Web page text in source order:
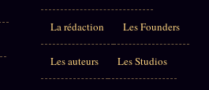
La rédaction Les Founders
Les auteurs Les Studios